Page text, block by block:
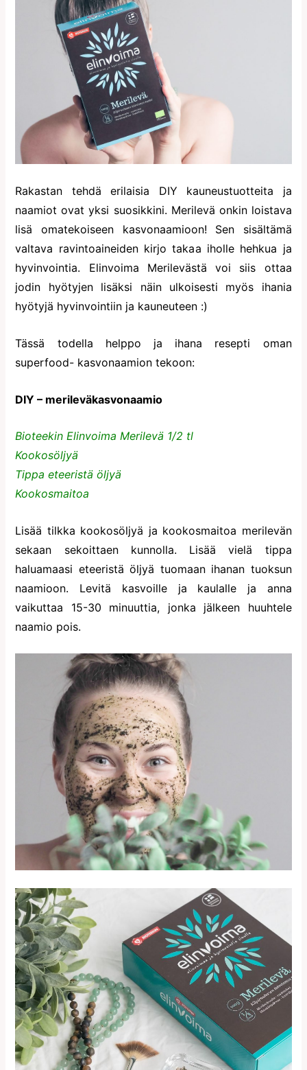
Rakastan tehdä erilaisia DIY kauneustuotteita ja
naamiot ovat yksi suosikkini. Merilevä onkin loistava
lisä omatekoiseen kasvonaamioon! Sen sisältämä
valtava ravintoaineiden kirjo takaa iholle hehkua ja
hyvinvointia. Elinvoima Merilevästä voi siis ottaa
jodin hyötyjen lisäksi näin ulkoisesti myös ihania
hyötyjä hyvinvointiin ja kauneuteen :)
Tässä todella helppo ja ihana resepti oman
superfood- kasvonaamion tekoon:
DIY – merileväkasvonaamio
Bioteekin Elinvoima Merilevä 1/2 tl
Kookosöljyä
Tippa eteeristä öljyä
Kookosmaitoa
Lisää tilkka kookosöljyä ja kookosmaitoa merilevän
sekaan sekoittaen kunnolla. Lisää vielä tippa
haluamaasi eteeristä öljyä tuomaan ihanan tuoksun
naamioon. Levitä kasvoille ja kaulalle ja anna
vaikuttaa 15-30 minuuttia, jonka jälkeen huuhtele
naamio pois.